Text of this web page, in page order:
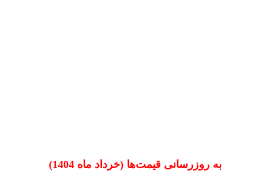
به روزرسانی قیمت‌ها (خرداد ماه 1404)